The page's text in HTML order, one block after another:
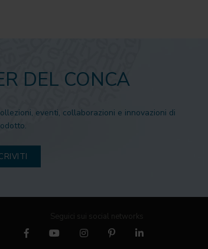
DEL CONCA
eventi, collaborazioni e innovazioni di
Seguici sui social networks